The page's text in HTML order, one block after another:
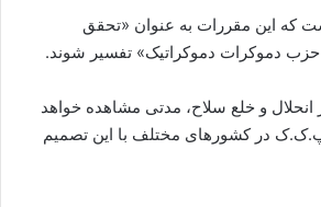
که این مقررات به عنوان «تحقق
دموکرات دموکراتیک» تفسیر شوند.
و خلع سلاح، مدتی مشاهده خواهد
در کشورهای مختلف با این تصمیم